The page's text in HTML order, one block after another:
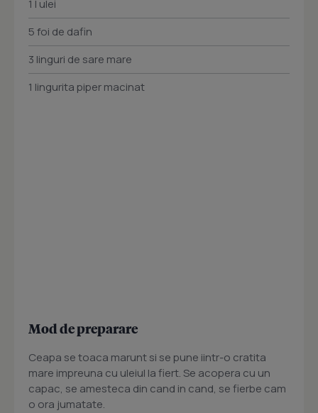
1 l ulei
5 foi de dafin
3 linguri de sare mare
1 lingurita piper macinat
Mod de preparare
Ceapa se toaca marunt si se pune iintr-o cratita
mare impreuna cu uleiul la fiert. Se acopera cu un
capac, se amesteca din cand in cand, se fierbe cam
o ora jumatate.